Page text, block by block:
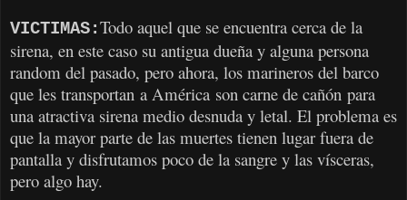
VICTIMAS:Todo aquel que se encuentra cerca de la
sirena, en este caso su antigua dueña y alguna persona
random del pasado, pero ahora, los marineros del barco
que les transportan a América son carne de cañón para
una atractiva sirena medio desnuda y letal. El problema es
que la mayor parte de las muertes tienen lugar fuera de
pantalla y disfrutamos poco de la sangre y las vísceras,
pero algo hay.